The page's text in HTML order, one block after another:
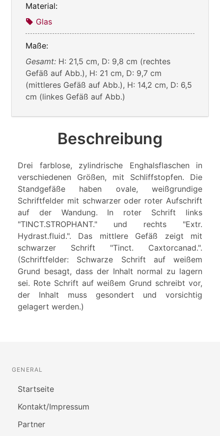
Material:
Glas
Maße:
Gesamt: H: 21,5 cm, D: 9,8 cm (rechtes
Gefäß auf Abb.), H: 21 cm, D: 9,7 cm
(mittleres Gefäß auf Abb.), H: 14,2 cm, D: 6,5
cm (linkes Gefäß auf Abb.)
Beschreibung
Drei farblose, zylindrische Enghalsflaschen in
verschiedenen Größen, mit Schliffstopfen. Die
Standgefäße haben ovale, weißgrundige
Schriftfelder mit schwarzer oder roter Aufschrift
auf der Wandung. In roter Schrift links
"TINCT.STROPHANT." und rechts "Extr.
Hydrast.fluid.". Das mittlere Gefäß zeigt mit
schwarzer Schrift "Tinct. Caxtorcanad.".
(Schriftfelder: Schwarze Schrift auf weißem
Grund besagt, dass der Inhalt normal zu lagern
sei. Rote Schrift auf weißem Grund schreibt vor,
der Inhalt muss gesondert und vorsichtig
gelagert werden.)
GENERAL
Startseite
Kontakt/Impressum
Partner